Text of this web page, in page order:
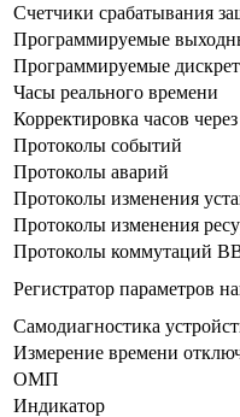
Счетчики срабатывания
Программируемые
Программируемые
Часы реального времени
Корректировка часов
Протоколы событий
Протоколы аварий
Протоколы изменения
Протоколы изменения
Протоколы коммутаций
Регистратор параметров
Самодиагностика
Измерение времени
ОМП
Индикатор